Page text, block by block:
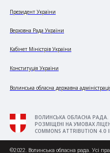
Президент України
Верховна Рада України
Кабінет Міністрів України
Конституція України
Волинська обласна державна
ВОЛИНСЬКА ОБЛАСНА РАДА.
РОЗМІЩЕНІ НА УМОВАХ
COMMONS ATTRIBUTION 4.0
©2022. Волинська обласна рада. Усі